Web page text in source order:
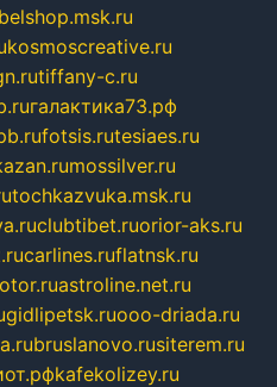
kosmoscreative.ru
tiffany-c.ru
галактика73.рф
fotsis.rutesiaes.ru
mossilver.ru
tochkazvuka.msk.ru
clubtibet.ruorior-aks.ru
carlines.ruflatnsk.ru
astroline.net.ru
gidlipetsk.ruooo-driada.ru
bruslanovo.rusiterem.ru
kafekolizey.ru